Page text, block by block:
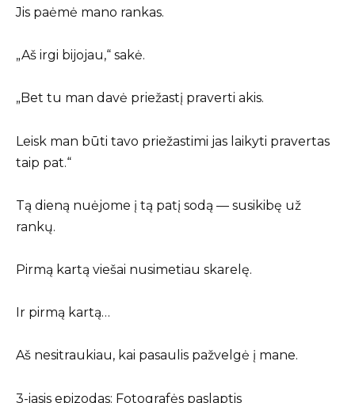
Jis paėmė mano rankas.
„Aš irgi bijojau,“ sakė.
„Bet tu man davė priežastį praverti akis.
Leisk man būti tavo priežastimi jas laikyti pravertas
taip pat.“
Tą dieną nuėjome į tą patį sodą — susikibę už
rankų.
Pirmą kartą viešai nusimetiau skarelę.
Ir pirmą kartą…
Aš nesitraukiau, kai pasaulis pažvelgė į mane.
3-iasis epizodas: Fotografės paslaptis